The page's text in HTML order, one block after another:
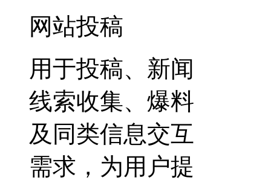
网站投稿
用于投稿、新闻
线索收集、爆料
及同类信息交互
需求，为用户提